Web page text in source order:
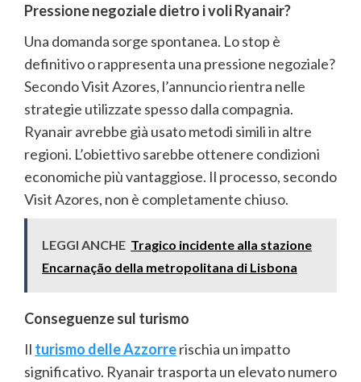
Pressione negoziale dietro i voli Ryanair?
Una domanda sorge spontanea. Lo stop è
definitivo o rappresenta una pressione negoziale?
Secondo Visit Azores, l’annuncio rientra nelle
strategie utilizzate spesso dalla compagnia.
Ryanair avrebbe già usato metodi simili in altre
regioni. L’obiettivo sarebbe ottenere condizioni
economiche più vantaggiose. Il processo, secondo
Visit Azores, non è completamente chiuso.
LEGGI ANCHE Tragico incidente alla stazione
Encarnação della metropolitana di Lisbona
Conseguenze sul turismo
Il turismo delle Azzorrerischia un impatto
significativo. Ryanair trasporta un elevato numero